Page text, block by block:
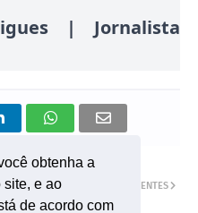
obtenha a
site, e ao
de acordo com
| Jornalista
MAIS RECENTES